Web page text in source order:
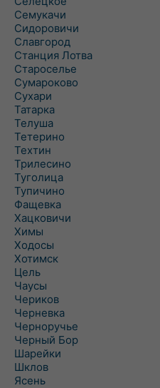
Семукачи
Сидоровичи
Славгород
Станция Лотва
Староселье
Сумароково
Сухари
Татарка
Телуша
Тетерино
Техтин
Трилесино
Туголица
Тупичино
Фащевка
Хацковичи
Химы
Ходосы
Хотимск
Цель
Чаусы
Чериков
Черневка
Черноручье
Черный Бор
Шарейки
Шклов
Ясень